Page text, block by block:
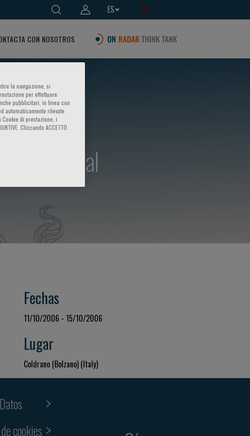
ES
CON NOSOTROS
in "Clinical
Fechas
11/10/2006 - 15/10/2006
Lugar
Coldrano (Bolzano) (Italy)
cookies
la navigazione, si
per effettuare
pubblicitari, in linea con
automaticamente rilevate
di prestazione, i
Cliccando ACCETTO